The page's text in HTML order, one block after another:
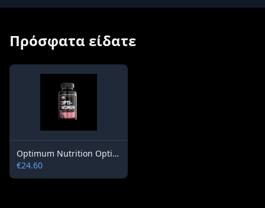
Πρόσφατα είδατε
Optimum Nutrition Opti-Women EU
€24.60